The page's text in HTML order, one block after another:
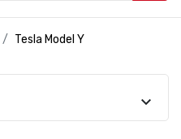
Tesla Model Y